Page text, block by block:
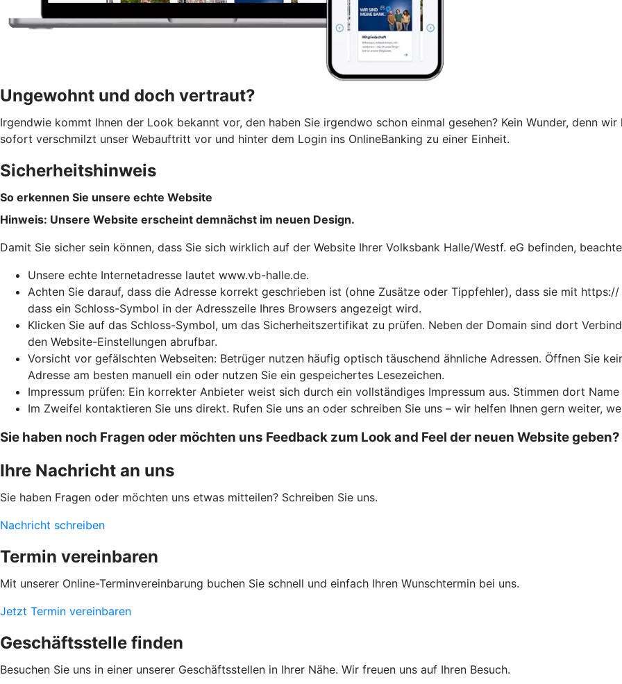
Ungewohnt und doch vertraut?
Irgendwie kommt Ihnen der Look bekannt vor, den haben Sie irgendwo schon einmal gesehen? Kein Wunder, denn
sofort verschmilzt unser Webauftritt vor und hinter dem Login ins OnlineBanking zu einer Einheit.
Sicherheitshinweis
So erkennen Sie unsere echte Website
Hinweis: Unsere Website erscheint demnächst im neuen Design.
Damit Sie sicher sein können, dass Sie sich wirklich auf der Website Ihrer Volksbank Halle/Westf. eG befinden,
Unsere echte Internetadresse lautet www.vb-halle.de.
Achten Sie darauf, dass die Adresse korrekt geschrieben ist (ohne Zusätze oder Tippfehler), dass sie mit
dass ein Schloss-Symbol in der Adresszeile Ihres Browsers angezeigt wird.
Klicken Sie auf das Schloss-Symbol, um das Sicherheitszertifikat zu prüfen. Neben der Domain sind dort
den Website-Einstellungen abrufbar.
Vorsicht vor gefälschten Webseiten: Betrüger nutzen häufig optisch täuschend ähnliche Adressen. Öffnen Sie
Adresse am besten manuell ein oder nutzen Sie ein gespeichertes Lesezeichen.
Impressum prüfen: Ein korrekter Anbieter weist sich durch ein vollständiges Impressum aus. Stimmen dort
Im Zweifel kontaktieren Sie uns direkt. Rufen Sie uns an oder schreiben Sie uns – wir helfen Ihnen gern weiter,
Sie haben noch Fragen oder möchten uns Feedback zum Look and Feel der neuen Website
Ihre Nachricht an uns
Sie haben Fragen oder möchten uns etwas mitteilen? Schreiben Sie uns.
Nachricht schreiben
Termin vereinbaren
Mit unserer Online-Terminvereinbarung buchen Sie schnell und einfach Ihren Wunschtermin bei uns.
Jetzt Termin vereinbaren
Geschäftsstelle finden
Besuchen Sie uns in einer unserer Geschäftsstellen in Ihrer Nähe. Wir freuen uns auf Ihren Besuch.